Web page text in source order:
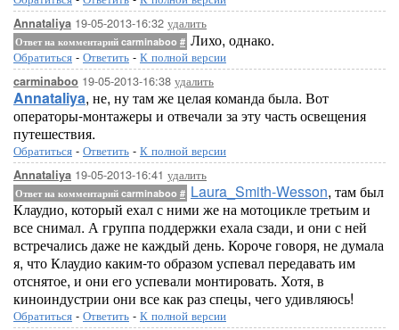
Annataliya 19-05-2013-16:32 удалить
Ответ на комментарий carminaboo # Лихо, однако.
Обратиться - Ответить - К полной версии
carminaboo 19-05-2013-16:38 удалить
Annataliya, не, ну там же целая команда была. Вот
операторы-монтажеры и отвечали за эту часть освещения
путешествия.
Обратиться - Ответить - К полной версии
Annataliya 19-05-2013-16:41 удалить
Ответ на комментарий carminaboo # Laura_Smith-Wesson, там был
Клаудио, который ехал с ними же на мотоцикле третьим и
все снимал. А группа поддержки ехала сзади, и они с ней
встречались даже не каждый день. Короче говоря, не думала
я, что Клаудио каким-то образом успевал передавать им
отснятое, и они его успевали монтировать. Хотя, в
киноиндустрии они все как раз спецы, чего удивляюсь!
Обратиться - Ответить - К полной версии